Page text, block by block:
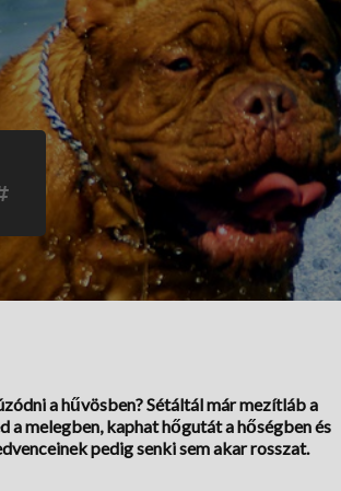
Ünnepek
a hűvösben? Sétáltál már mezítláb a
a melegben, kaphat hőgutát a hőségben és
pedig senki sem akar rosszat.